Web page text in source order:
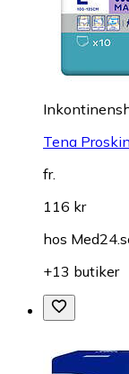
Tena
fr.
116 kr
hos
+13 butiker